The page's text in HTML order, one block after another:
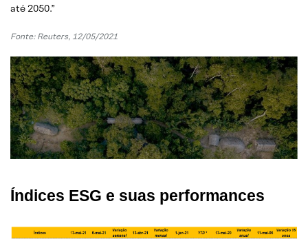
até 2050.”
Fonte: Reuters, 12/05/2021
Índices ESG e suas performances